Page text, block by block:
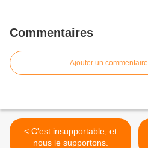
Commentaires
Ajouter un commentaire
< C'est insupportable, et
nous le supportons.